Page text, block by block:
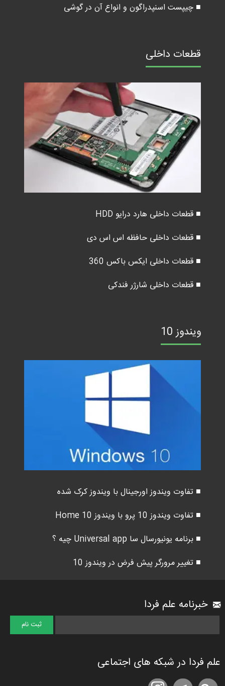
■ چیپست اسنپدراگون و انواع آن در گوشی
قطعات داخلی
■ قطعات داخلی هارد درایو HDD
■ قطعات داخلی حافظه اس اس دی
■ قطعات داخلی ایکس باکس 360
■ قطعات داخلی شارژر فندکی
ویندوز 10
■ تفاوت ویندوز اورجینال با ویندوز کرک شده
■ تفاوت ویندوز 10 پرو با ویندوز 10 Home
■ برنامه یونیورسال سا Universal app چیه ؟
■ تغییر مرورگر پیش فرض در ویندوز 10
خبرنامه علم فردا
علم فردا در شبکه های اجتماعی